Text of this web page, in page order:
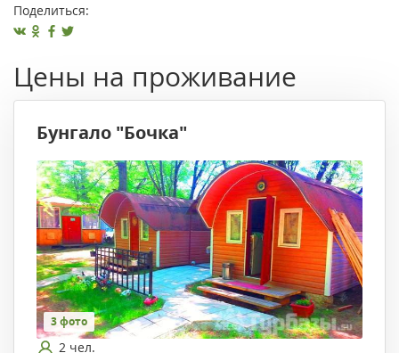
Поделиться:
Цены на проживание
Бунгало "Бочка"
3 фото
2 чел.